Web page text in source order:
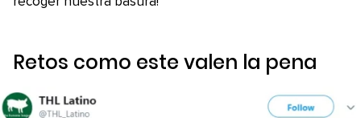
Retos como este valen la pena